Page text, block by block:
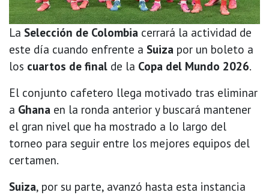
La Selección de Colombia cerrará la actividad de
este día cuando enfrente a Suiza por un boleto a
los cuartos de final de la Copa del Mundo 2026.
El conjunto cafetero llega motivado tras eliminar
a Ghana en la ronda anterior y buscará mantener
el gran nivel que ha mostrado a lo largo del
torneo para seguir entre los mejores equipos del
certamen.
Suiza, por su parte, avanzó hasta esta instancia